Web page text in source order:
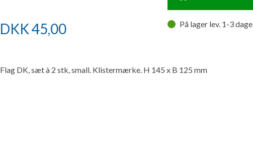
DKK45,00 På lager lev. 1-3 dage
Flag DK, sæt à 2 stk, small. Klistermærke. H 145 x B 125 mm